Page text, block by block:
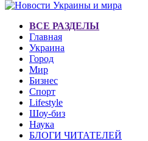
ВСЕ РАЗДЕЛЫ
Главная
Украина
Город
Мир
Бизнес
Спорт
Lifestyle
Шоу-биз
Наука
БЛОГИ ЧИТАТЕЛЕЙ